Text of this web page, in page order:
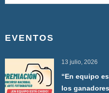
EVENTOS
13 julio, 2026
“En equipo
los